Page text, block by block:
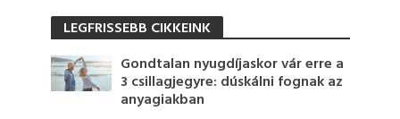
LEGFRISSEBB CIKKEINK
Gondtalan nyugdíjaskor vár erre a
3 csillagjegyre: dúskálni fognak az
anyagiakban